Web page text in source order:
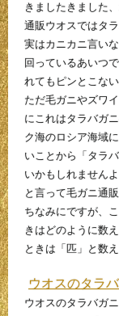
きましたきました
通販ウオスではタ
実はカニカニ言い
回っているあいつ
れてもピンとこな
ただ毛ガニやズワ
にこれはタラバガ
ク海のロシア海域
いことから「タラ
いかもしれません
と言って毛ガニ通
ちなみにですが、
きはどのように数
ときは「匹」と数
ウオスのタラ
ウオスのタラバガ